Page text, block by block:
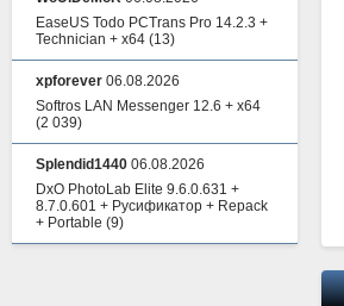
EaseUS Todo PCTrans Pro 14.2.3 +
Technician + x64 (13)
xpforever 06.08.2026
Softros LAN Messenger 12.6 + x64
(2 039)
Splendid1440 06.08.2026
DxO PhotoLab Elite 9.6.0.631 +
8.7.0.601 + Русификатор + Repack
+ Portable (9)